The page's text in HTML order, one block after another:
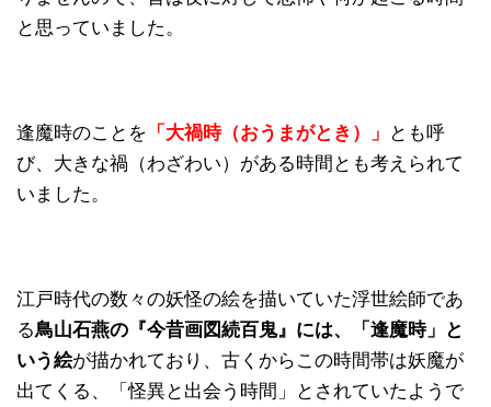
と思っていました。
逢魔時のことを 「大禍時（おうまがとき）」
とも呼
び、大きな禍（わざわい）がある時間とも考えられて
いました。
江戸時代の数々の妖怪の絵を描いていた浮世絵師であ
る鳥山石燕の『今昔画図続百鬼』には、「逢魔時」と
いう絵が描かれており、古くからこの時間帯は妖魔が
出てくる、「怪異と出会う時間」とされていたようで